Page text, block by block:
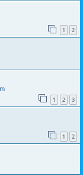
1 2
1 2 3
1 2